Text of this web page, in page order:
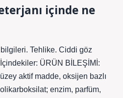
içinde ne
Tehlike. Ciddi göz
ÜRÜN BİLEŞİMİ:
aktif madde, oksijen bazlı
enzim, parfüm,